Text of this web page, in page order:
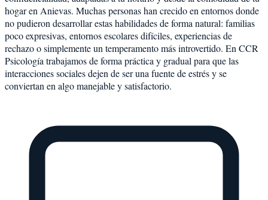
hogar en Anievas. Muchas personas han crecido en entornos donde
no pudieron desarrollar estas habilidades de forma natural: familias
poco expresivas, entornos escolares difíciles, experiencias de
rechazo o simplemente un temperamento más introvertido. En CCR
Psicología trabajamos de forma práctica y gradual para que las
interacciones sociales dejen de ser una fuente de estrés y se
conviertan en algo manejable y satisfactorio.